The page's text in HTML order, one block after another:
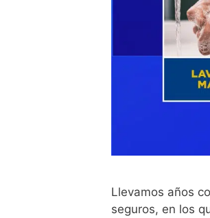
Llevamos años
seguros, en los